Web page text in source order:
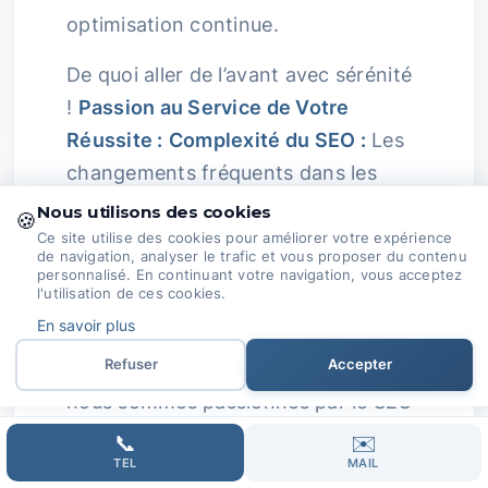
optimisation continue.
De quoi aller de l’avant avec sérénité
! Passion au Service de Votre
Réussite : Complexité du SEO : Les
changements fréquents dans les
algorithmes de recherche et la
nécessité de créer du contenu de
qualité peuvent rendre les choses un
brin compliquées – une véritable
danse des chiffres.Expertise
Passionnée :
Chez Domoveillance,
nous sommes passionnés par le SEO
! Nous suivons en permanence les
évolutions pour ajuster nos
📞
TEL
✉️
MAIL
🍪Nous utilisons des cookies
Ce site utilise des cookies pour améliorer votre expérience
de navigation, analyser le trafic et vous proposer du contenu
personnalisé. En continuant votre navigation, vous acceptez
l'utilisation de ces cookies.
En savoir plus
Refuser Accepter